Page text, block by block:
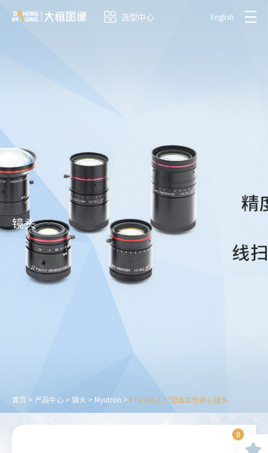
选型中心 English
镜头
首页 > 产品中心 > 镜头 > Myutron > FTV-SW 1.1"短波红外远心镜头
0